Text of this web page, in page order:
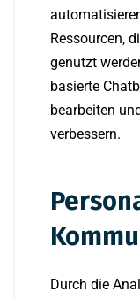
Ressourcen,
genutzt
basierte
bearbeiten
verbessern.
Durch die